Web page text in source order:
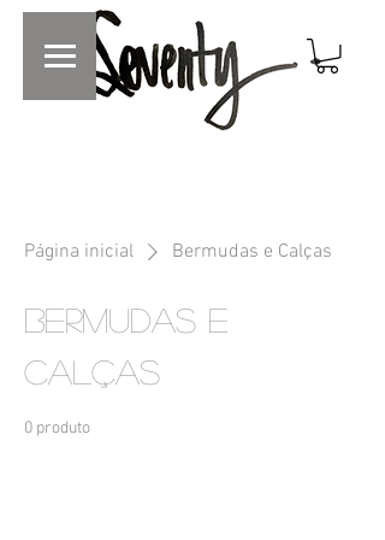
Página inicial Bermudas e Calças
Bermudas e
Calças
0 produto